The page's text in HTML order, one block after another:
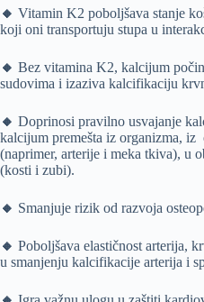
🔸 Vitamin K2 poboljšava stanje
koji oni transportuju stupa u
🔸 Bez vitamina K2, kalcijum
sudovima i izaziva kalcifikaciju
🔸 Doprinosi pravilno usvajanje
kalcijum premešta iz organizma, iz
(naprimer, arterije i meka tkiva), u
(kosti i zubi).
🔸 Smanjuje rizik od razvoja
🔸 Poboljšava elastičnost arterija,
u smanjenju kalcifikacije arterija i